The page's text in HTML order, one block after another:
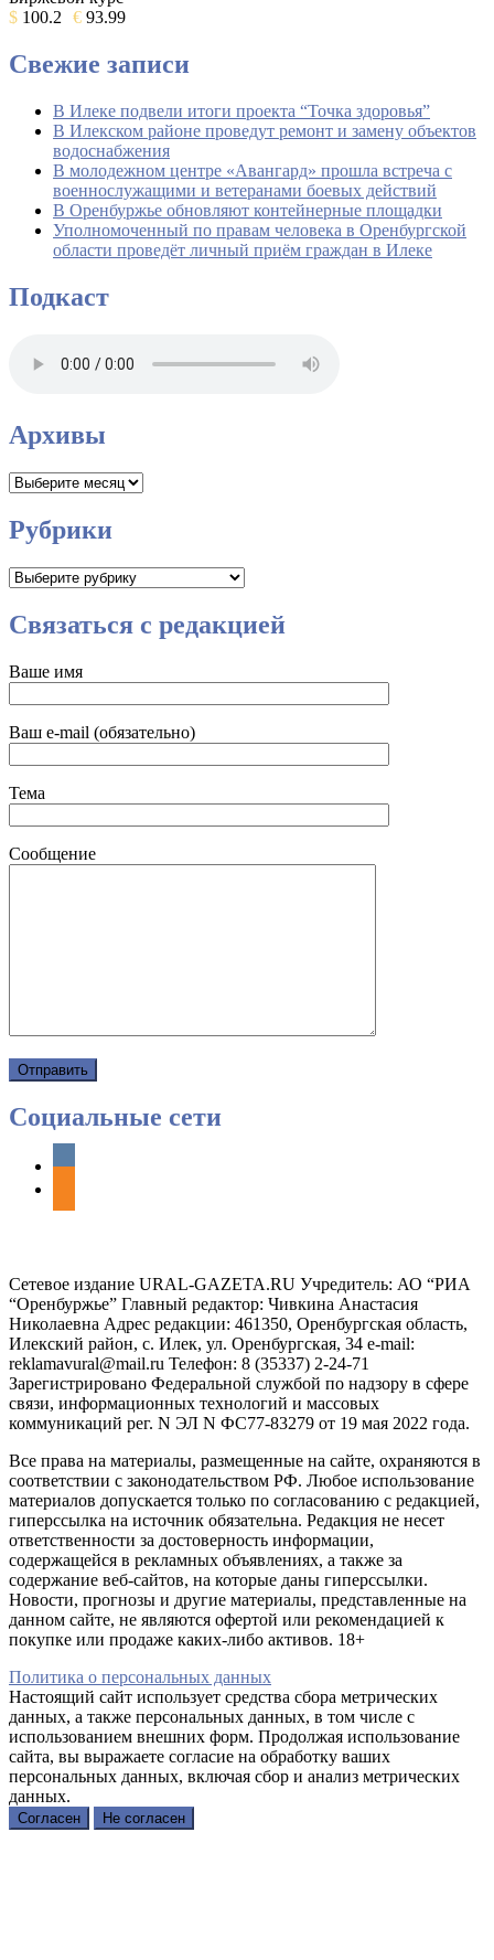
$ 100.2 € 93.99
Свежие записи
В Илеке подвели итоги проекта “Точка здоровья”
В Илекском районе проведут ремонт и замену объектов
водоснабжения
В молодежном центре «Авангард» прошла встреча с
военнослужащими и ветеранами боевых действий
В Оренбуржье обновляют контейнерные площадки
Уполномоченный по правам человека в Оренбургской
области проведёт личный приём граждан в Илеке
Подкаст
Архивы
Архивы
Рубрики
Рубрики
Связаться с редакцией
Ваше имя
Ваш e-mail (обязательно)
Тема
Сообщение
Социальные сети
vkontakte
Сетевое издание URAL-GAZETA.RU Учредитель: АО “РИА
“Оренбуржье” Главный редактор: Чивкина Анастасия
Николаевна Адрес редакции: 461350, Оренбургская область,
Илекский район, с. Илек, ул. Оренбургская, 34 e-mail:
reklamavural@mail.ru Телефон: 8 (35337) 2-24-71
Зарегистрировано Федеральной службой по надзору в сфере
связи, информационных технологий и массовых
коммуникаций рег. N ЭЛ N ФС77-83279 от 19 мая 2022 года.
Все права на материалы, размещенные на сайте, охраняются в
соответствии с законодательством РФ. Любое использование
материалов допускается только по согласованию с редакцией,
гиперссылка на источник обязательна. Редакция не несет
ответственности за достоверность информации,
содержащейся в рекламных объявлениях, а также за
содержание веб-сайтов, на которые даны гиперссылки.
Новости, прогнозы и другие материалы, представленные на
данном сайте, не являются офертой или рекомендацией к
покупке или продаже каких-либо активов. 18+
Политика о персональных данных
Настоящий сайт использует средства сбора метрических
данных, а также персональных данных, в том числе с
использованием внешних форм. Продолжая использование
сайта, вы выражаете согласие на обработку ваших
персональных данных, включая сбор и анализ метрических
данных.
Согласен Не согласен